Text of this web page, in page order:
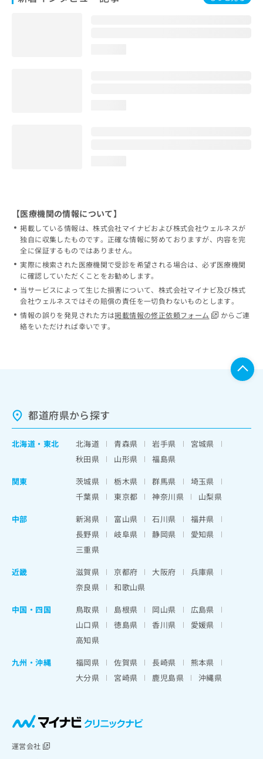
【医療機関の情報について】
掲載している情報は、株式会社マイナビおよび株式会社ウェルネスが
独自に収集したものです。正確な情報に努めておりますが、内容を完
全に保証するものではありません。
実際に検索された医療機関で受診を希望される場合は、必ず医療機関
に確認していただくことをお勧めします。
当サービスによって生じた損害について、株式会社マイナビ及び株式
会社ウェルネスではその賠償の責任を一切負わないものとします。
情報の誤りを発見された方は掲載情報の修正依頼フォーム
からご連
絡をいただければ幸いです。
都道府県から探す
北海道 ・ 東北 北海道 青森県 岩手県
宮城県
秋田県
山形県
福島県
関東
茨城県 栃木県 群馬県
埼玉県
千葉県
東京都 神奈川県
山梨県
中部
新潟県 富山県 石川県
福井県
長野県
岐阜県 静岡県
愛知県
三重県
近畿
滋賀県 京都府 大阪府
兵庫県
奈良県
和歌山県
中国・四国
鳥取県 島根県 岡山県
広島県
山口県
徳島県 香川県
愛媛県
高知県
九州・沖縄
福岡県 佐賀県 長崎県
熊本県
大分県
宮崎県 鹿児島県 沖縄県
運営会社